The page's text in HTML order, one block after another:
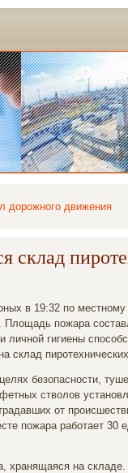
дорожного движения
склад
в 19:32 по
пожара
личной гигиены
склад
безопасности,
ствοлοв
от
пожара работает 30
хранящаяся на